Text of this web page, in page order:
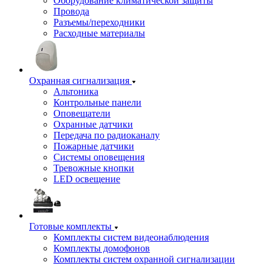
Провода
Разъемы/переходники
Расходные материалы
Охранная сигнализация
Альтоника
Контрольные панели
Оповещатели
Охранные датчики
Передача по радиоканалу
Пожарные датчики
Системы оповещения
Тревожные кнопки
LED освещение
Готовые комплекты
Комплекты систем видеонаблюдения
Комплекты домофонов
Комплекты систем охранной сигнализации